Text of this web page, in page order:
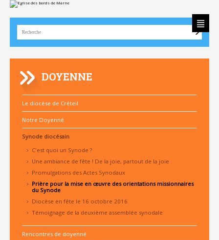
Aller
au
|
Aller
navigation
Outils
personnels
DOYENNE
Le diocèse de Créteil
Notre Doyenné
Synode diocésain
C'est quoi un Synode ?
Une ambiance de fête ! De la joie, partout de la joie
Promulgations des Actes Synodaux
Prière pour la mise en œuvre des orientations missionnaires
du Synode
Diocèse en fête le 16 octobre 2016
Témoignage de la deuxième assemblée synodale
Rencontres de doyenné